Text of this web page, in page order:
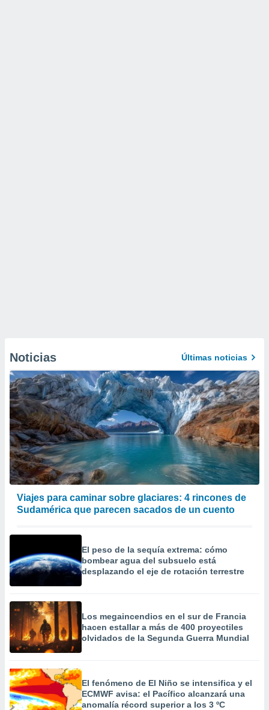
Noticias Últimas noticias
Viajes para caminar sobre glaciares: 4 rincones de
Sudamérica que parecen sacados de un cuento
El peso de la sequía extrema: cómo
bombear agua del subsuelo está
desplazando el eje de rotación terrestre
Los megaincendios en el sur de Francia
hacen estallar a más de 400 proyectiles
olvidados de la Segunda Guerra Mundial
El fenómeno de El Niño se intensifica y el
ECMWF avisa: el Pacífico alcanzará una
anomalía récord superior a los 3 ºC